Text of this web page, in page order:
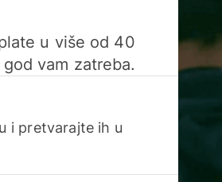
u više od 40
vam zatreba.
i pretvarajte ih u